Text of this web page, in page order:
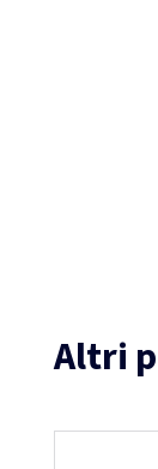
Altri